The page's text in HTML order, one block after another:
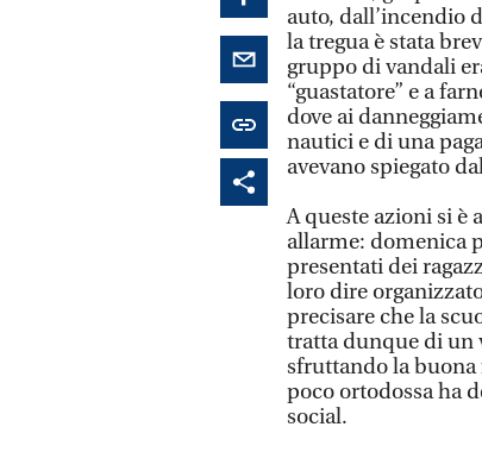
auto, dall’incendio
la tregua è stata
gruppo di vandali
“guastatore” e a
dove ai
nautici e di una
avevano spiegato
A queste azioni si
allarme: domenica
presentati dei
loro dire
precisare che la
tratta dunque di un
sfruttando la buona
poco ortodossa ha
social.